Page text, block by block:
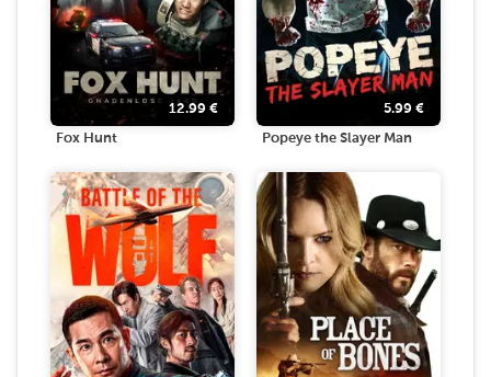
12.99 €
Fox Hunt
5.99 €
Popeye the Slayer Man